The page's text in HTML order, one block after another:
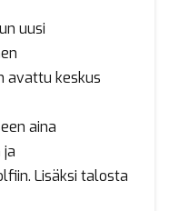
uusi
avattu keskus
aina
Lisäksi talosta